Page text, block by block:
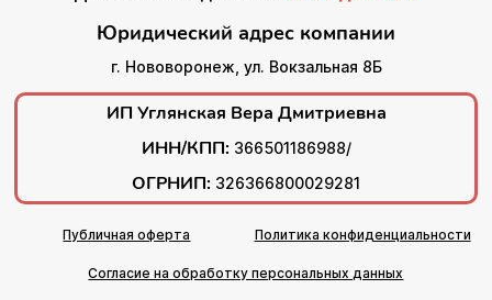
Юридический адрес компании
г. Нововоронеж, ул. Вокзальная 8Б
ИП Углянская Вера Дмитриевна
ИНН/КПП: 366501186988/
ОГРНИП: 326366800029281
Публичная оферта Политика конфиденциальности
Согласие на обработку персональных данных